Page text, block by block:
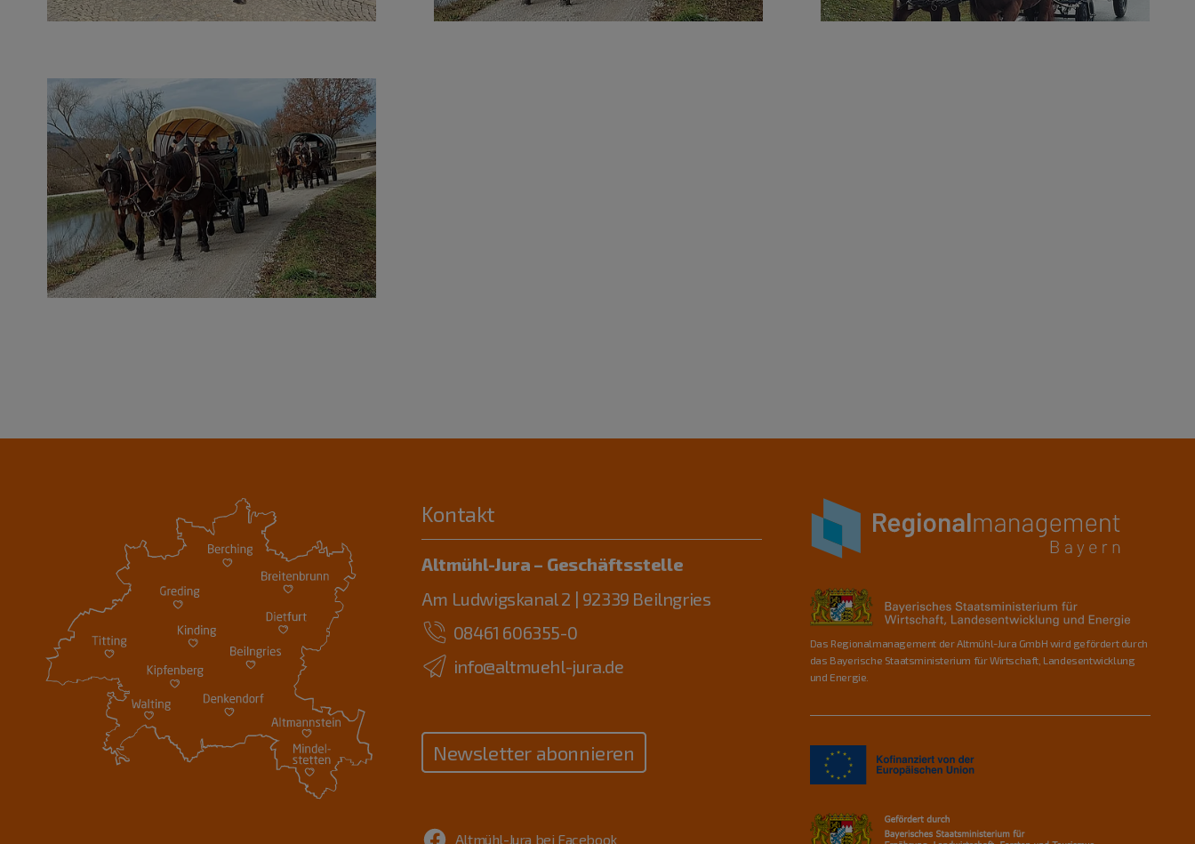
Kontakt
Altmühl-Jura – Geschäftsstelle
Am Ludwigskanal 2 | 92339 Beilngries
08461 606355-0
info@altmuehl-jura.de
Newsletter abonnieren
Altmühl-Jura bei Facebook
Das Regionalmanagement der Altmühl-Jura GmbH wird gefördert durch
das Bayerische Staatsministerium für Wirtschaft, Landesentwicklung
und Energie.